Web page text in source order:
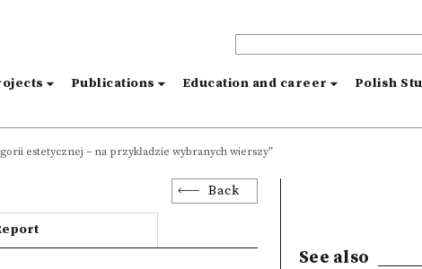
Publications Education and career Polish
estetycznej – na przykładzie wybranych wierszy”
Back
See also